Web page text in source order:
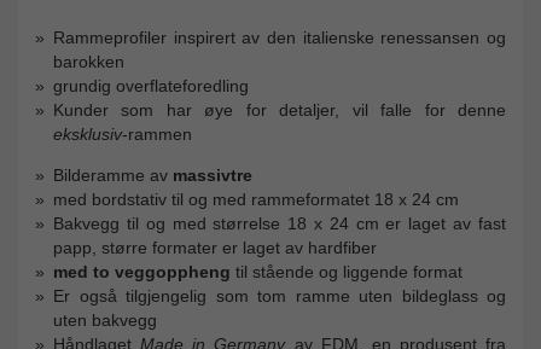
Rammeprofiler inspirert av den italienske renessansen og
barokken
grundig overflateforedling
Kunder som har øye for detaljer, vil falle for denne
eksklusiv-rammen
Bilderamme av massivtre
med bordstativ til og med rammeformatet 18 x 24 cm
Bakvegg til og med størrelse 18 x 24 cm er laget av fast
papp, større formater er laget av hardfiber
med to veggoppheng til stående og liggende format
Er også tilgjengelig som tom ramme uten bildeglass og
uten bakvegg
HåndlagetMade in Germanyav FDM, en produsent fra